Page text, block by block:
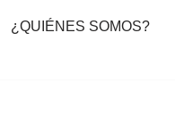
¿QUIÉNES SOMOS?